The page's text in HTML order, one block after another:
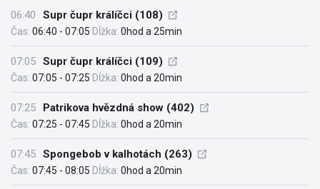
06:40 Supr čupr králíčci (108)
Čas: 06:40 - 07:05 Dĺžka: 0hod a 25min
07:05 Supr čupr králíčci (109)
Čas: 07:05 - 07:25 Dĺžka: 0hod a 20min
07:25 Patrikova hvězdná show (402)
Čas: 07:25 - 07:45 Dĺžka: 0hod a 20min
07:45 Spongebob v kalhotách (263)
Čas: 07:45 - 08:05 Dĺžka: 0hod a 20min